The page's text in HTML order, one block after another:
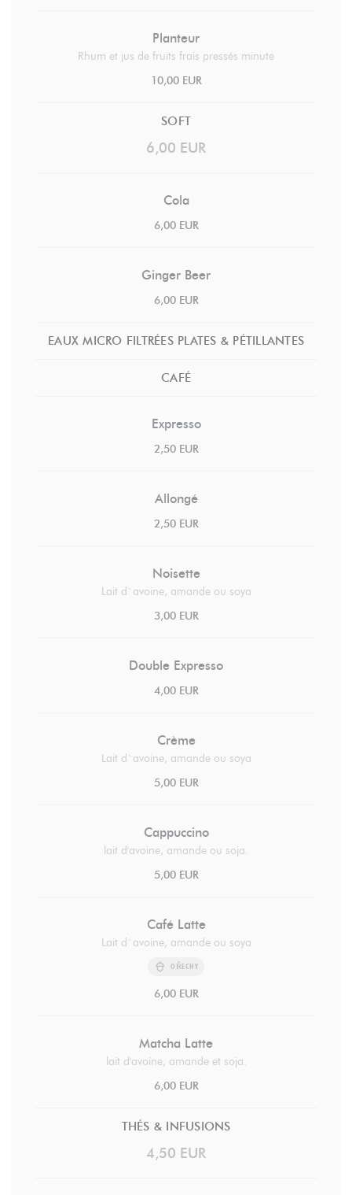
Planteur
Rhum et jus de fruits frais pressés minute
10,00 EUR
SOFT
6,00 EUR
Cola
6,00 EUR
Ginger Beer
6,00 EUR
EAUX MICRO FILTRÉES PLATES & PÉTILLANTES
CAFÉ
Expresso
2,50 EUR
Allongé
2,50 EUR
Noisette
Lait d`avoine, amande ou soya
3,00 EUR
Double Expresso
4,00 EUR
Crème
Lait d`avoine, amande ou soya
5,00 EUR
Cappuccino
lait d'avoine, amande ou soja.
5,00 EUR
Café Latte
Lait d`avoine, amande ou soya
OŘECHY
6,00 EUR
Matcha Latte
lait d'avoine, amande et soja.
6,00 EUR
THÉS & INFUSIONS
4,50 EUR